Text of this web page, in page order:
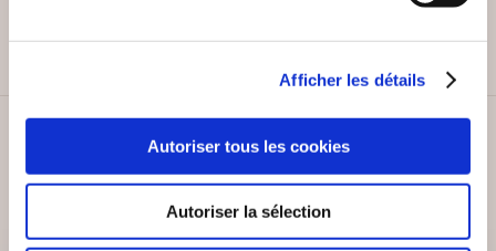
Afficher les détails
Autoriser tous les cookies
Autoriser la sélection
SERVICE CLIENT
Lundi au vendredi, 10-12h / 14-16h